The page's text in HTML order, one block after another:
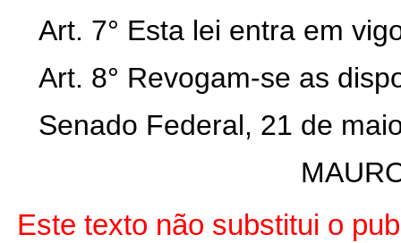
Art. 7° Esta lei entra em
Art. 8° Revogam-se as
Senado Federal, 21 de
Este texto não substitui o